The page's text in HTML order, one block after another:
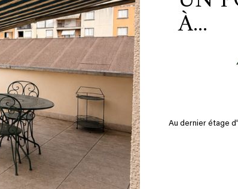
À...
Au dernier étage